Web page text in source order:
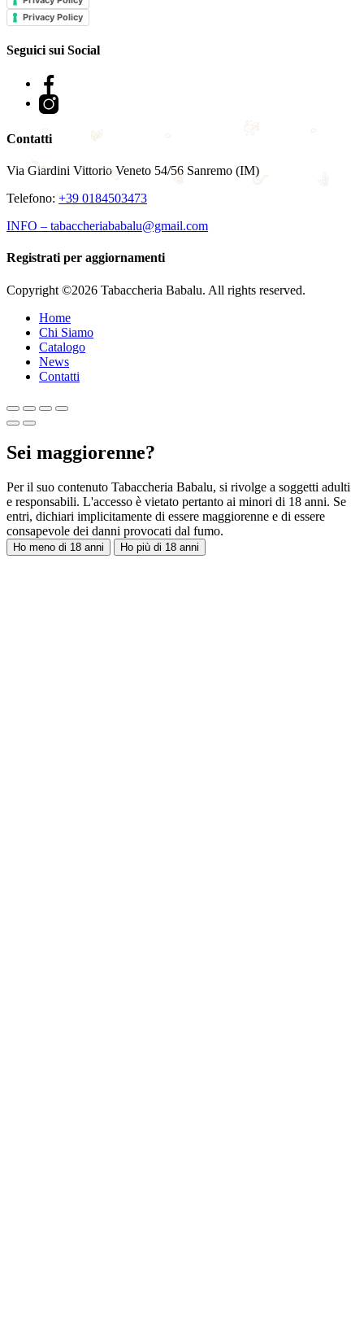
Privacy Policy
Seguici sui Social
Facebook
Instagram
Contatti
Via Giardini Vittorio Veneto 54/56 Sanremo (IM)
Telefono:+39 0184503473
INFO – tabaccheriababalu@gmail.com
Registrati per aggiornamenti
Copyright ©2026 Tabaccheria Babalu. All rights reserved.
Home
Chi Siamo
Catalogo
News
Contatti
Sei maggiorenne?
Per il suo contenuto Tabaccheria Babalu, si rivolge a soggetti adulti
e responsabili. L'accesso è vietato pertanto ai minori di 18 anni. Se
entri, dichiari implicitamente di essere maggiorenne e di essere
consapevole dei danni provocati dal fumo.
Ho meno di 18 anni Ho più di 18 anni